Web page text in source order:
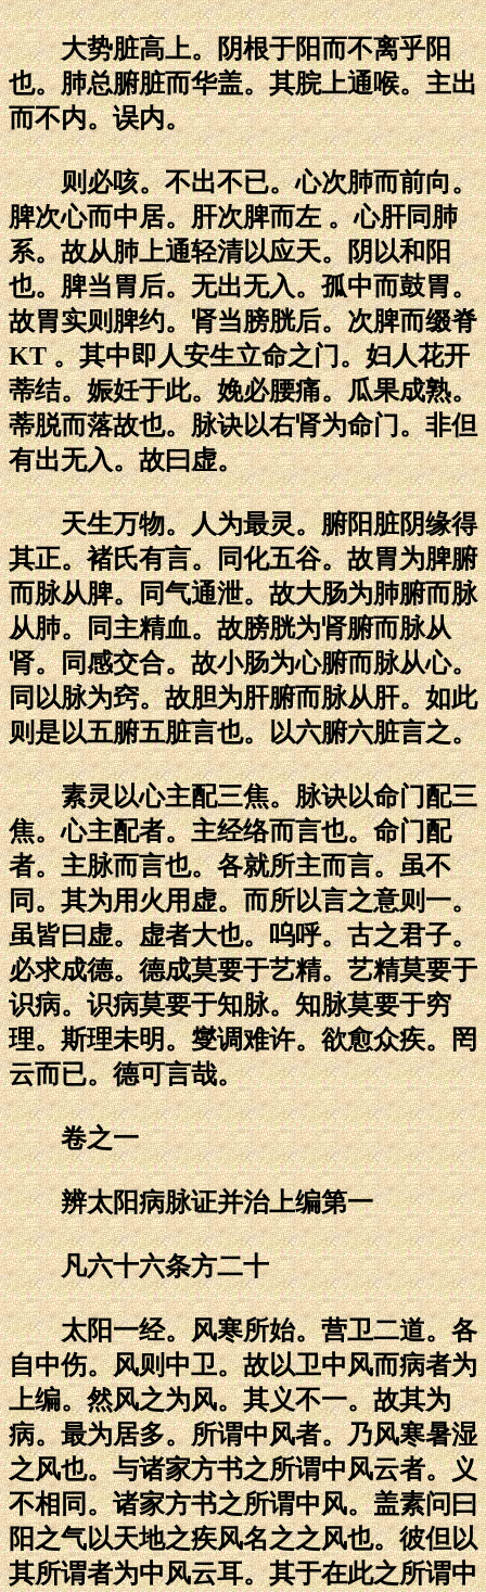
大势脏高上。阴根于阳而不离乎阳
也。肺总腑脏而华盖。其脘上通喉。主出
而不内。误内。
则必咳。不出不已。心次肺而前向。
脾次心而中居。肝次脾而左 。心肝同肺
系。故从肺上通轻清以应天。阴以和阳
也。脾当胃后。无出无入。孤中而鼓胃。
故胃实则脾约。肾当膀胱后。次脾而缀脊
KT 。其中即人安生立命之门。妇人花开
蒂结。娠妊于此。娩必腰痛。瓜果成熟。
蒂脱而落故也。脉诀以右肾为命门。非但
有出无入。故曰虚。
天生万物。人为最灵。腑阳脏阴缘得
其正。褚氏有言。同化五谷。故胃为脾腑
而脉从脾。同气通泄。故大肠为肺腑而脉
从肺。同主精血。故膀胱为肾腑而脉从
肾。同感交合。故小肠为心腑而脉从心。
同以脉为窍。故胆为肝腑而脉从肝。如此
则是以五腑五脏言也。以六腑六脏言之。
素灵以心主配三焦。脉诀以命门配三
焦。心主配者。主经络而言也。命门配
者。主脉而言也。各就所主而言。虽不
同。其为用火用虚。而所以言之意则一。
虽皆曰虚。虚者大也。呜呼。古之君子。
必求成德。德成莫要于艺精。艺精莫要于
识病。识病莫要于知脉。知脉莫要于穷
理。斯理未明。燮调难许。欲愈众疾。罔
云而已。德可言哉。
卷之一
辨太阳病脉证并治上编第一
凡六十六条方二十
太阳一经。风寒所始。营卫二道。各
自中伤。风则中卫。故以卫中风而病者为
上编。然风之为风。其义不一。故其为
病。最为居多。所谓中风者。乃风寒暑湿
之风也。与诸家方书之所谓中风云者。义
不相同。诸家方书之所谓中风。盖素问曰
阳之气以天地之疾风名之之风也。彼但以
其所谓者为中风云耳。其于在此之所谓中